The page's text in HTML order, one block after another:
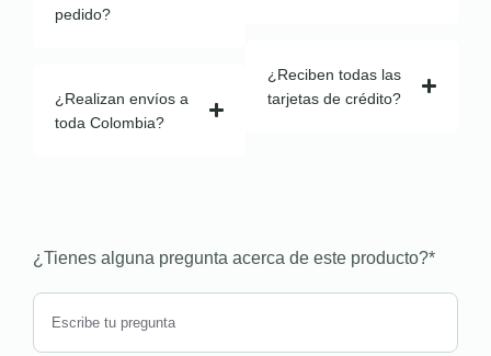
pedido?
¿Realizan envíos a
toda Colombia?
¿Reciben todas las
tarjetas de crédito?
¿Tienes alguna pregunta acerca de este producto?*